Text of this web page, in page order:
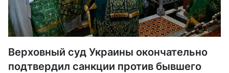
Верховный суд Украины окончательно
подтвердил санкции против бывшего